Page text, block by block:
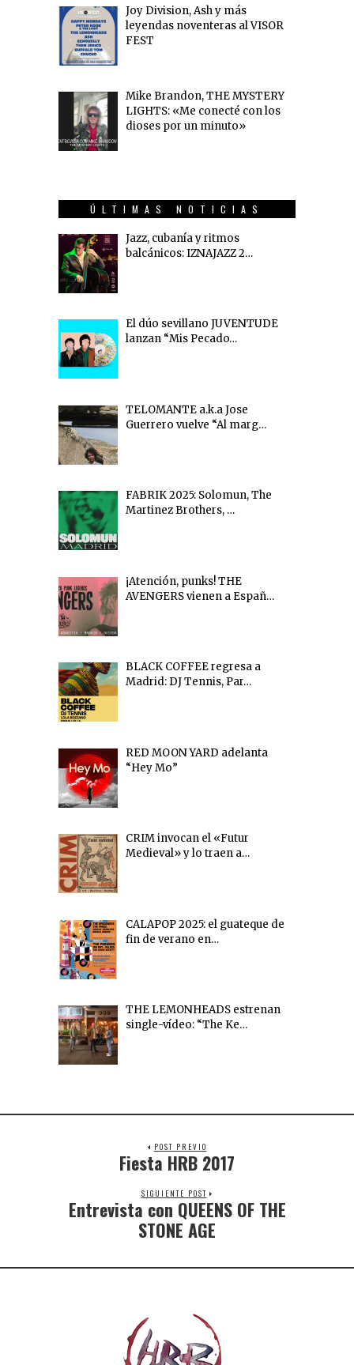
Joy Division, Ash y más
leyendas noventeras al VISOR
FEST
Mike Brandon, THE MYSTERY
LIGHTS: «Me conecté con los
dioses por un minuto»
ÚLTIMAS NOTICIAS
Jazz, cubanía y ritmos
balcánicos: IZNAJAZZ 2…
El dúo sevillano JUVENTUDE
lanzan “Mis Pecado…
TELOMANTE a.k.a Jose
Guerrero vuelve “Al marg…
FABRIK 2025: Solomun, The
Martinez Brothers, …
¡Atención, punks! THE
AVENGERS vienen a Españ…
BLACK COFFEE regresa a
Madrid: DJ Tennis, Par…
RED MOON YARD adelanta
“Hey Mo”
CRIM invocan el «Futur
Medieval» y lo traen a…
CALAPOP 2025: el guateque de
fin de verano en…
THE LEMONHEADS estrenan
single-vídeo: “The Ke…
POST PREVIO
Fiesta HRB 2017
SIGUIENTE POST
Entrevista con QUEENS OF THE
STONE AGE